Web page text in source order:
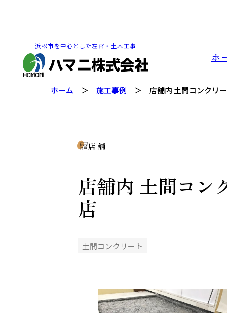
浜松市を中心とした左官・土木工事
ホ
ホーム 施工事例 店舗内 土間コンクリ
店 舗
店舗内 土間コ
店
土間コンクリート